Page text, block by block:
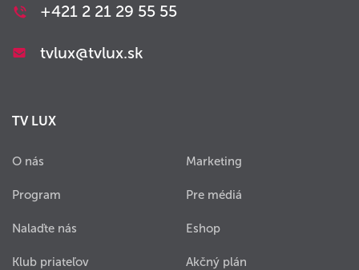
+421 2 21 29 55 55
tvlux@tvlux.sk
TV LUX
O nás
Program
Nalaďte nás
Klub priateľov
Marketing
Pre médiá
Eshop
Akčný plán